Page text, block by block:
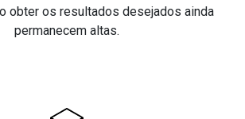
obter os resultados desejados ainda
permanecem altas.